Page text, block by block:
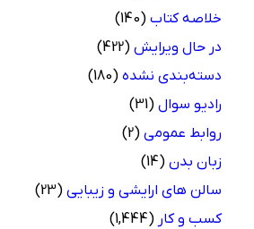
خلاصه کتاب (140)
در حال ویرایش (422)
دسته‌بندی نشده (180)
رادیو سوال (31)
روابط عمومی (2)
زبان بدن (14)
سالن های ارایشی و زیبایی (23)
کسب و کار (1,444)